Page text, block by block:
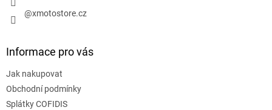
@xmotostore.cz
Informace pro vás
Jak nakupovat
Obchodní podmínky
Splátky COFIDIS